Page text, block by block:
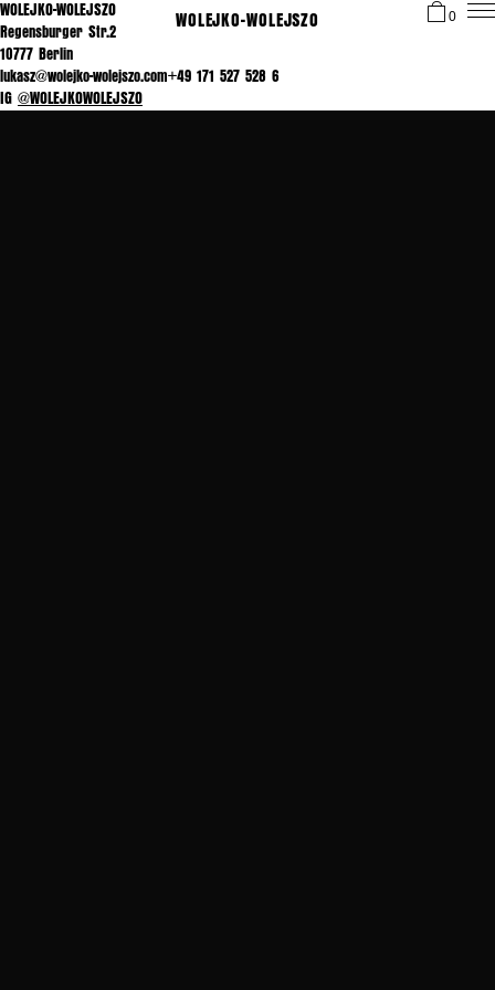
WOLEJKO-WOLEJSZO 0
WOLEJKO-WOLEJSZO
Regensburger Str.2
10777 Berlin
lukasz@wolejko-wolejszo.com+49 171 527 528 6
IG @WOLEJKOWOLEJSZO